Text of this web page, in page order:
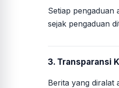
Setiap pengaduan
sejak pengaduan
3. Transparansi
Berita yang diralat